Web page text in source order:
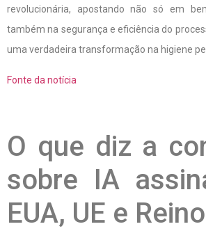
revolucionária, apostando não só em
também na segurança e eficiência do
uma verdadeira transformação na higiene
Fonte da notícia
O que diz a
sobre IA
EUA, UE e